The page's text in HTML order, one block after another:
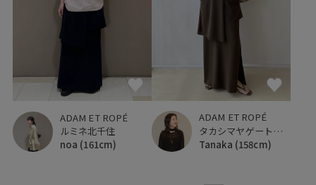
ADAM ET ROPÉ
ルミネ北千住
noa (161cm)
ADAM ET ROPÉ
タカシマヤゲートタワーモール
Tanaka (158cm)